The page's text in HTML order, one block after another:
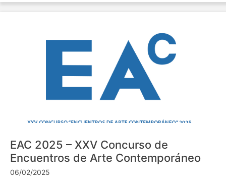
EAC 2025 – XXV Concurso de
Encuentros de Arte Contemporáneo
06/02/2025